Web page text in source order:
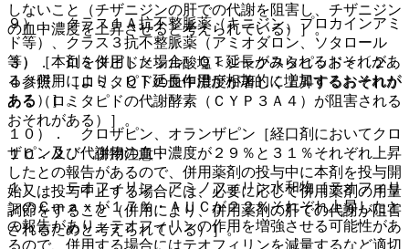
９）． クラス１Ａ抗不整脈薬（キニジン、プロカインアミ
ド等）、クラス３抗不整脈薬（アミオダロン、ソタロール
等）［本剤を併用した場合、ＱＴ延長がみられるおそれがあ
る（併用により、ＱＴ延長作用が相加的に増加するおそれが
ある）］。
１０）． クロザピン、オランザピン［経口剤においてクロ
ザピン及び代謝物の血中濃度が２９％と３１％それぞれ上昇
したとの報告があるので、併用薬剤の投与中に本剤を投与開
始又は投与中止する場合には、必要に応じて併用薬剤の用量
調節をすること（併用により、併用薬剤の肝での代謝が阻害
されるためと考えられている）］。
しないこと（チザニジンの肝での代謝を阻害し、チザニジン
の血中濃度を上昇させると考えられている）］。
３）． ロミタピドメシル酸塩＜ジャクスタピッド＞〔２．
４参照〕［ロミタピドの血中濃度が著しく上昇するおそれが
ある（ロミタピドの代謝酵素（ＣＹＰ３Ａ４）が阻害される
おそれがある）］。
１０．２． 併用注意：
１）． テオフィリン、アミノフィリン水和物［テオフィリ
ンのＣｍａｘが１７％・ＡＵＣが２２％それぞれ上昇したと
の報告があり、テオフィリンの作用を増強させる可能性があ
るので、併用する場合にはテオフィリンを減量するなど適切